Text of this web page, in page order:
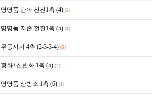
명명품 단아 전진1촉 (4) (2)
명명품 지존 전진1촉 (5) (1)
무등사피 4촉 (2-3-3-4) (6)
황화+산반화 1촉 (5) (2)
명명품 산방소 1촉 (6) (1)